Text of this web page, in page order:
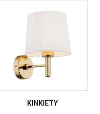
KINKIETY